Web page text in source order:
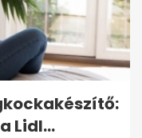
Lidl...